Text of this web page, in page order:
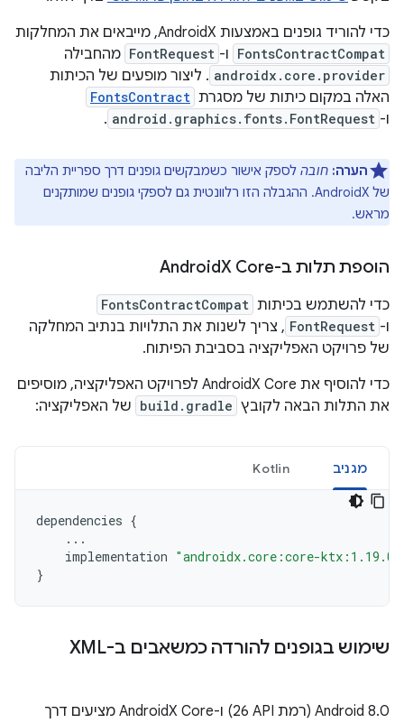
כדי להוריד גופנים באמצעות AndroidX, מייבאים את המחלקות
FontsContractCompat ו- FontRequest מהחבילה
androidx.core.provider . ליצור מופעים של הכיתות
האלה במקום כיתות של מסגרת FontsContract
ו- android.graphics.fonts.FontRequest
.
הערה: חובה לספק אישור כשמבקשים גופנים דרך ספריית הליבה
של AndroidX. ההגבלה הזו רלוונטית גם לספקי גופנים שמותקנים
מראש.
הוספת תלות ב-AndroidX Core
כדי להשתמש בכיתות FontsContractCompat
ו- FontRequest , צריך לשנות את התלויות בנתיב המחלקה
של פרויקט האפליקציה בסביבת הפיתוח.
כדי להוסיף את AndroidX Core לפרויקט האפליקציה, מוסיפים
את התלות הבאה לקובץ build.gradle של האפליקציה:
מגניב Kotlin
dependencies {
...
implementation "androidx.core:core-ktx:1.19.0"
}
שימוש בגופנים להורדה כמשאבים ב-XML
‫Android 8.0 (רמת API‏ 26) ו-AndroidX Core מציעים דרך